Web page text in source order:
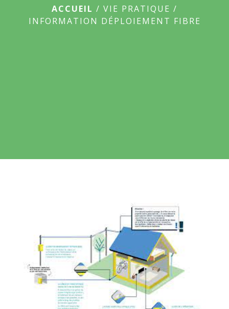
ACCUEIL / VIE PRATIQUE /
INFORMATION DÉPLOIEMENT FIBRE